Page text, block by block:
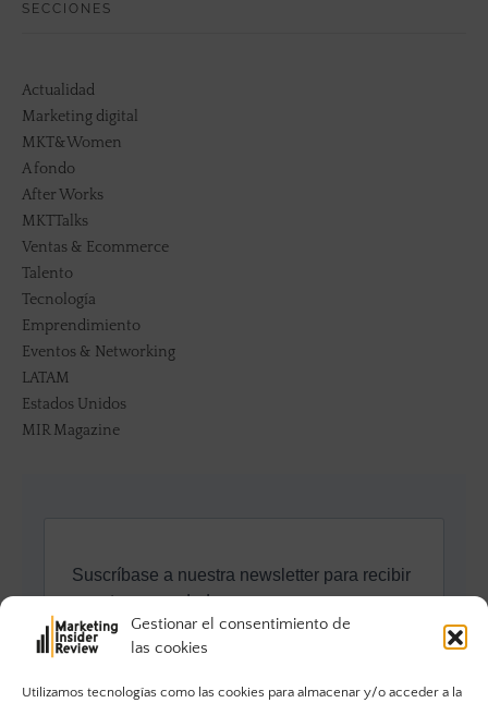
Gestionar el consentimiento de
las cookies
Utilizamos tecnologías como las cookies para almacenar y/o acceder a la
SECCIONES
Actualidad
Marketing digital
MKT&Women
A fondo
After Works
MKTTalks
Ventas & Ecommerce
Talento
Tecnología
Emprendimiento
Eventos & Networking
LATAM
Estados Unidos
MIR Magazine